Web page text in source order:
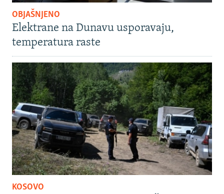
OBJAŠNJENO
Elektrane na Dunavu usporavaju,
temperatura raste
KOSOVO